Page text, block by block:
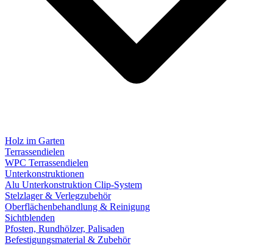
Holz im Garten
Terrassendielen
WPC Terrassendielen
Unterkonstruktionen
Alu Unterkonstruktion Clip-System
Stelzlager & Verlegzubehör
Oberflächenbehandlung & Reinigung
Sichtblenden
Pfosten, Rundhölzer, Palisaden
Befestigungsmaterial & Zubehör